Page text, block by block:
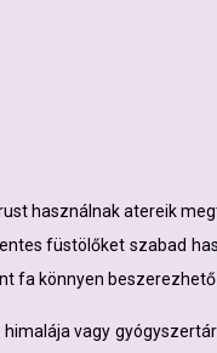
használnak atereik
füstölőket szabad
fa könnyen
vagy